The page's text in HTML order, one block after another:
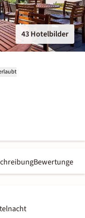
43 Hotelbilder
Bewertungen